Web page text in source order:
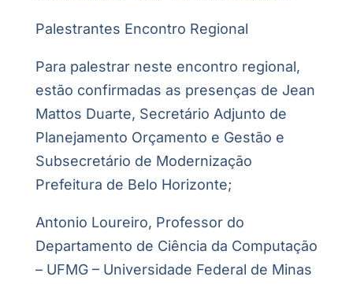
Palestrantes Encontro Regional
Para palestrar neste encontro regional,
estão confirmadas as presenças de Jean
Mattos Duarte, Secretário Adjunto de
Planejamento Orçamento e Gestão e
Subsecretário de Modernização
Prefeitura de Belo Horizonte;
Antonio Loureiro, Professor do
Departamento de Ciência da Computação
– UFMG – Universidade Federal de Minas